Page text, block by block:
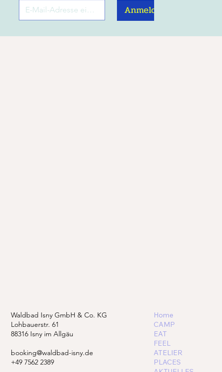
Anmelden
Waldbad Isny GmbH & Co. KG
Lohbauerstr. 61
88316 Isny im Allgäu
booking@waldbad-isny.de
+49 7562 2389
Home
CAMP
EAT
FEEL
ATELIER
PLACES